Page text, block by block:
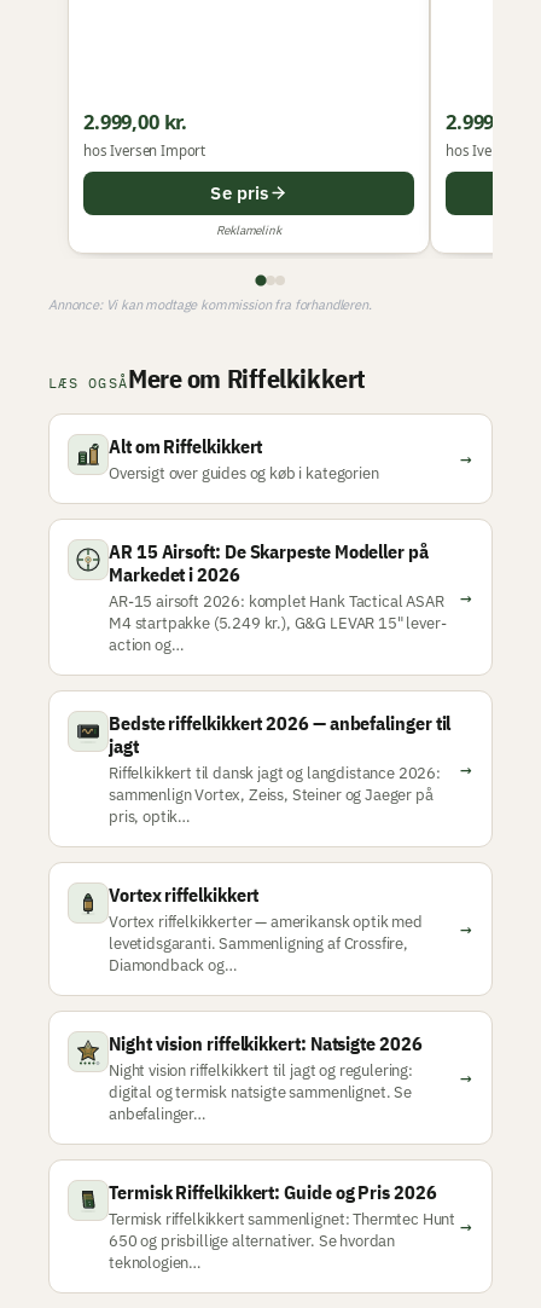
2.999,00 kr.
hos Iversen Import
Se pris
Reklamelink
2.999,00
hos Iversen
Annonce: Vi kan modtage kommission fra forhandleren.
LÆS OGSÅMere om Riffelkikkert
Alt om Riffelkikkert
Oversigt over guides og køb i kategorien
→
AR 15 Airsoft: De Skarpeste Modeller på
Markedet i 2026
AR-15 airsoft 2026: komplet Hank Tactical ASAR
M4 startpakke (5.249 kr.), G&G LEVAR 15" lever-
action og…
→
Bedste riffelkikkert 2026 — anbefalinger til
jagt
Riffelkikkert til dansk jagt og langdistance 2026:
sammenlign Vortex, Zeiss, Steiner og Jaeger på
pris, optik…
→
Vortex riffelkikkert
Vortex riffelkikkerter — amerikansk optik med
levetidsgaranti. Sammenligning af Crossfire,
Diamondback og…
→
Night vision riffelkikkert: Natsigte 2026
Night vision riffelkikkert til jagt og regulering:
digital og termisk natsigte sammenlignet. Se
anbefalinger…
→
Termisk Riffelkikkert: Guide og Pris 2026
Termisk riffelkikkert sammenlignet: Thermtec Hunt
650 og prisbillige alternativer. Se hvordan
teknologien…
→